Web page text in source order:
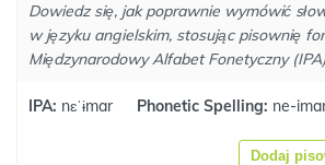
Dowiedz się, jak poprawnie wymówić
w języku angielskim, stosując pisownię
Międzynarodowy Alfabet Fonetyczny
IPA: nɛˈɨmar Phonetic Spelling: ne-
Dodaj